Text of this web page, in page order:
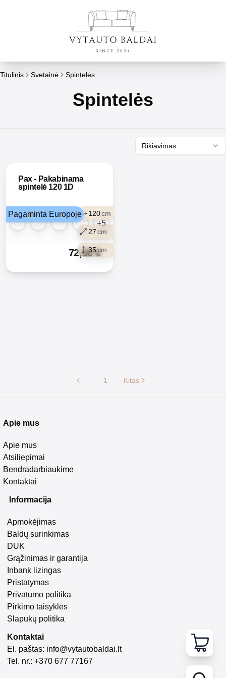
Titulinis Svetainė Spintelės
Spintelės
Rikiavimas
Pax - Pakabinama
spintelė 120 1D
120cm
27cm
35cm
Pagaminta Europoje
+5
72,00€
1 Kitas
Apie mus
Apie mus
Atsiliepimai
Bendradarbiaukime
Kontaktai
Informacija
Apmokėjimas
Baldų surinkimas
DUK
Grąžinimas ir garantija
Inbank lizingas
Pristatymas
Privatumo politika
Pirkimo taisyklės
Slapukų politika
Kontaktai
El. paštas: info@vytautobaldai.lt
Tel. nr.: +370 677 77167